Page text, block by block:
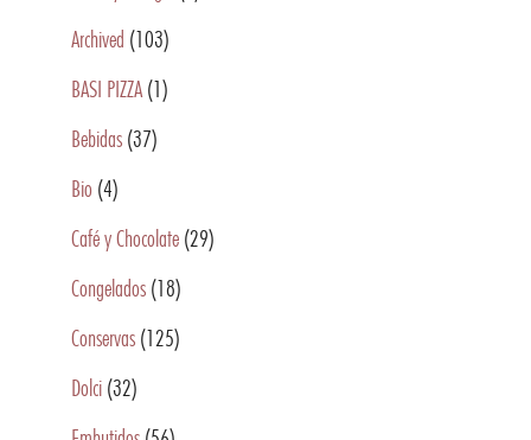
Archived (103)
BASI PIZZA (1)
Bebidas (37)
Bio (4)
Café y Chocolate (29)
Congelados (18)
Conservas (125)
Dolci (32)